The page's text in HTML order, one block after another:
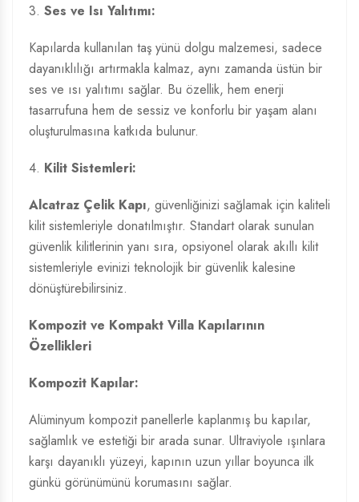
3. Ses ve Isı Yalıtımı:
Kapılarda kullanılan taş yünü dolgu malzemesi, sadece
dayanıklılığı artırmakla kalmaz, aynı zamanda üstün bir
ses ve ısı yalıtımı sağlar. Bu özellik, hem enerji
tasarrufuna hem de sessiz ve konforlu bir yaşam alanı
oluşturulmasına katkıda bulunur.
4. Kilit Sistemleri:
Alcatraz Çelik Kapı, güvenliğinizi sağlamak için kaliteli
kilit sistemleriyle donatılmıştır. Standart olarak sunulan
güvenlik kilitlerinin yanı sıra, opsiyonel olarak akıllı kilit
sistemleriyle evinizi teknolojik bir güvenlik kalesine
dönüştürebilirsiniz.
Kompozit ve Kompakt Villa Kapılarının
Özellikleri
Kompozit Kapılar:
Alüminyum kompozit panellerle kaplanmış bu kapılar,
sağlamlık ve estetiği bir arada sunar. Ultraviyole ışınlara
karşı dayanıklı yüzeyi, kapının uzun yıllar boyunca ilk
günkü görünümünü korumasını sağlar.